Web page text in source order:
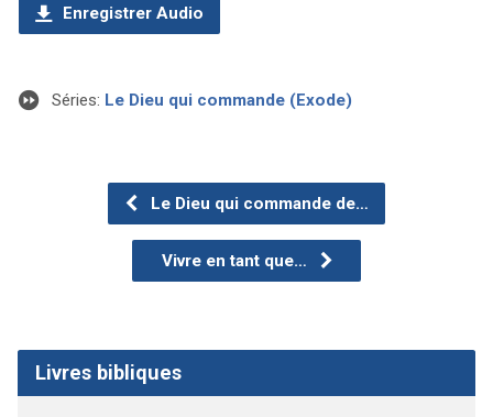
Enregistrer Audio
Séries: Le Dieu qui commande (Exode)
Le Dieu qui commande de…
Vivre en tant que…
Livres bibliques